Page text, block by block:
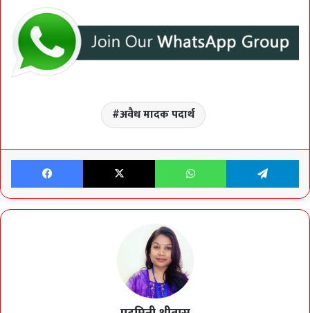
अवैध मादक पदार्थ
Facebook X WhatsApp